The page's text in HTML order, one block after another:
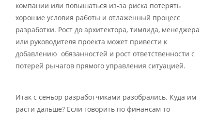
компании или повышаться из-за риска потерять
хорошие условия работы и отлаженный процесс
разработки. Рост до архитектора, тимлида, менеджера
или руководителя проекта может привести к
добавлению обязанностей и рост ответственности с
потерей рычагов прямого управления ситуацией.
Итак с сеньор разработчиками разобрались. Куда им
расти дальше? Если говорить по финансам то